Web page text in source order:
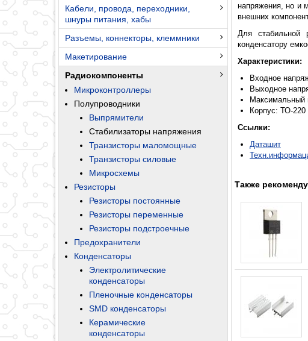
Кабели, провода, переходники,
шнуры питания, хабы
Разъемы, коннекторы, клеммники
Макетирование
Радиокомпоненты
Микроконтроллеры
Полупроводники
Выпрямители
Стабилизаторы напряжения
Транзисторы маломощные
Транзисторы силовые
Микросхемы
Резисторы
Резисторы постоянные
Резисторы переменные
Резисторы подстроечные
Предохранители
Конденсаторы
Электролитические
конденсаторы
Пленочные конденсаторы
SMD конденсаторы
Керамические
конденсаторы
напряжения, но и
внешних
Для стабильной
конденсатору
Характеристики:
Входное
Выходное
Максимальный
Корпус: ТО-220
Ссылки:
Даташит
Также